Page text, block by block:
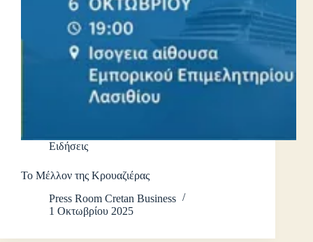
Ειδήσεις
Το Μέλλον της Κρουαζιέρας
Press Room Cretan Business
1 Οκτωβρίου 2025